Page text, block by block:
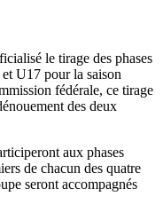
le tirage des phases
U17 pour la saison
fédérale, ce tirage
des deux
aux phases
de chacun des quatre
seront accompagnés